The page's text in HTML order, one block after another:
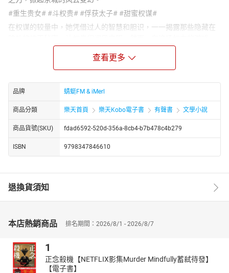
#重生贵女# #斗权贵# #俘获太子# #甜蜜权谋#
在权谋的较量中，她凭借过人的智慧和胆识，一一揭露那些隐藏在
中，她意外地吸引了太子的注意。太子殿下，那个高高在上、冷峻
孤傲的男人，竟然对她产生了浓厚的兴趣。
边还要应对来自四面八方的挑战。然而，为什么原本应该生死唯美
的画风，却渐渐变得如此搞笑？每当太子殿下想要亲近她时，她总
是毫不留情地大喊：“歪歪，太子殿下，男女授受不亲，懂吗？！”
这是一部充满欢笑与泪水、爱情与权谋的小说，看重生宠妃如何玩
转京城，让太子殿下也望尘莫及！
http://www.youtube.com/channel/UC2yhCURng4uUj_phEqZwKig/
查看更多
品牌 蜻蜓FM & iMerl
商品分類 樂天首頁 樂天Kobo電子書 有聲書 文學小說
商品貨號(SKU) fdad6592-520d-356a-8cb4-b7b478c4b279
ISBN 9798347846610
退換貨須知
本店熱銷商品 排名期間：2026/8/1 - 2026/8/7
1
正念殺機【NETFLIX影集Murder Mindfully蓄弒待發】
【電子書】